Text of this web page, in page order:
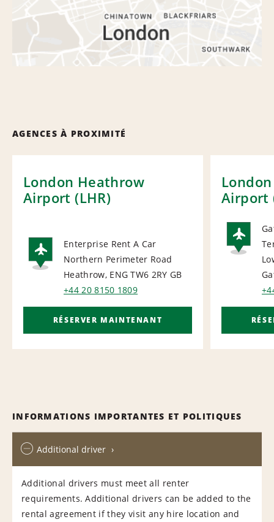
AGENCES À PROXIMITÉ
London Heathrow
Airport (LHR)
AIRPORT
Enterprise Rent A Car
Northern Perimeter Road
Heathrow, ENG TW6 2RY GB
+44 20 8150 1809
RÉSERVER MAINTENANT
Airport
INFORMATIONS IMPORTANTES ET POLITIQUES
Additional driver
Additional drivers must meet all renter
requirements. Additional drivers can be added to the
rental agreement if they visit any hire location and